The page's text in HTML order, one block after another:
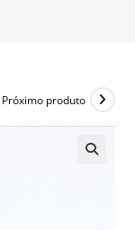
Próximo produto